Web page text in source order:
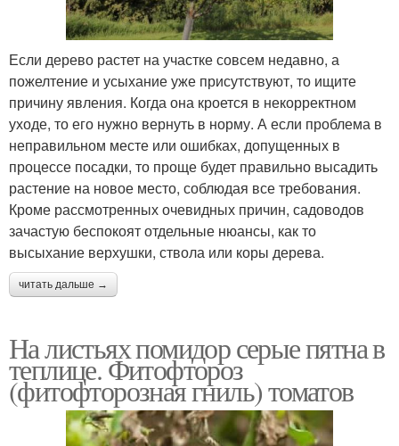
Если дерево растет на участке совсем недавно, а
пожелтение и усыхание уже присутствуют, то ищите
причину явления. Когда она кроется в некорректном
уходе, то его нужно вернуть в норму. А если проблема в
неправильном месте или ошибках, допущенных в
процессе посадки, то проще будет правильно высадить
растение на новое место, соблюдая все требования.
Кроме рассмотренных очевидных причин, садоводов
зачастую беспокоят отдельные нюансы, как то
высыхание верхушки, ствола или коры дерева.
читать дальше →
На листьях помидор серые пятна в
теплице. Фитофтороз
(фитофторозная гниль) томатов